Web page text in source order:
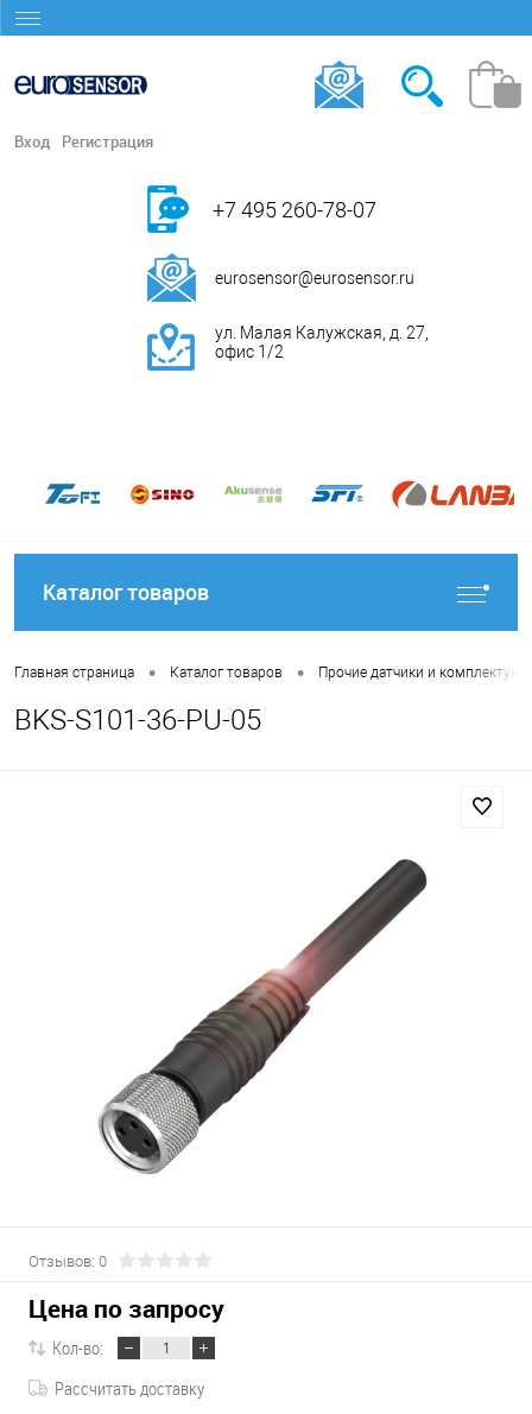
Вход Регистрация
+7 495 260-78-07
eurosensor@eurosensor.ru
ул. Малая Калужская, д. 27,
офис 1/2
Каталог товаров
Главная страница • Каталог товаров • Прочие датчики и
BKS-S101-36-PU-05
Отзывов: 0
Цена по запросу
Кол-во:
Рассчитать доставку